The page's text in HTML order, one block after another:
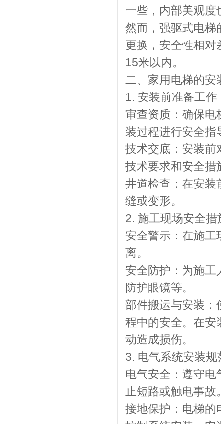
一些，内部美观度
然而，强驱式电梯
更换，安全性相对
15米以内。
二、家用电梯的安
1. 安装前准备工作
审查资质：确保电
装过程进行安全指
技术交底：安装前
技术要求和安全措
井道检查：在安装
缝或变形。
2. 施工现场安全措
安全警示：在施工
离。
安全防护：为施工
防护眼镜等。
部件搬运与安装：
程中的安全。在安
动造成损伤。
3. 电气系统安装规
电气安全：遵守电
止短路或触电事故
接地保护：电梯的